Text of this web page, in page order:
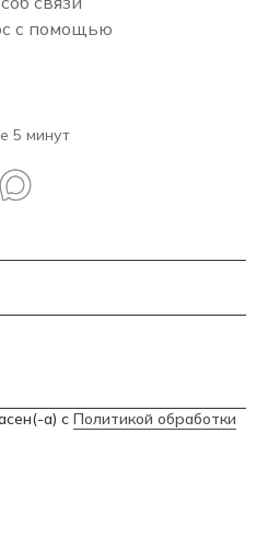
с помощью
5 минут
а) с Политикой обработки